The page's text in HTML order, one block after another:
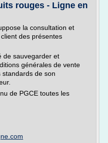
rouges - Ligne en
la consultation et
des présentes
de sauvegarder et
générales de vente
de son
de PGCE toutes les